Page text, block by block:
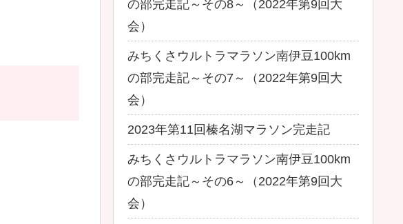
の部完走記～その8～（2022年第9回大
会）
みちくさウルトラマラソン南伊豆100km
の部完走記～その7～（2022年第9回大
会）
2023年第11回榛名湖マラソン完走記
みちくさウルトラマラソン南伊豆100km
の部完走記～その6～（2022年第9回大
会）